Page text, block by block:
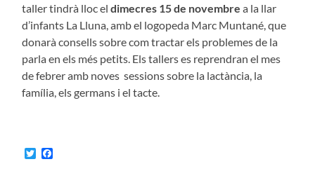
taller tindrà lloc eldimecres 15 de novembre a la llar
d’infants La Lluna, amb el logopeda Marc Muntané, que
donarà consells sobre com tractar els problemes de la
parla en els més petits. Els tallers es reprendran el mes
de febrer amb noves sessions sobre la lactància, la
família, els germans i el tacte.
Twitter